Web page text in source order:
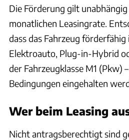
Die Förderung gilt
monatlichen Leasingrate.
dass das Fahrzeug förderfähig
Elektroauto, Plug-in-Hybrid
der Fahrzeugklasse M1 (Pkw)
Bedingungen eingehalten
Wer beim Leasing
Nicht antragsberechtigt sind